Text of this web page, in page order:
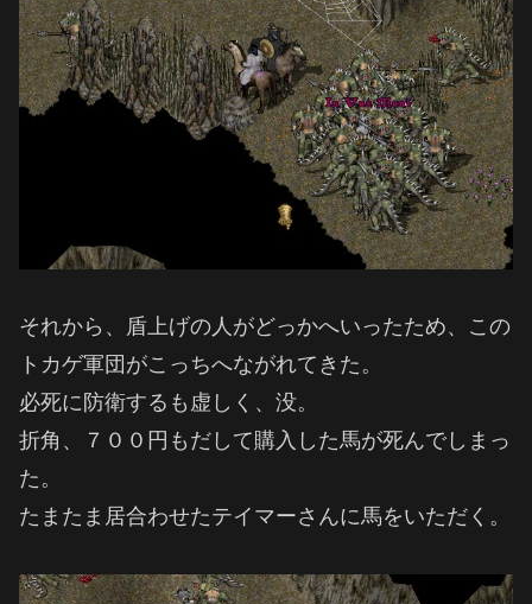
それから、盾上げの人がどっかへいったため、この
トカゲ軍団がこっちへながれてきた。
必死に防衛するも虚しく、没。
折角、７００円もだして購入した馬が死んでしまっ
た。
たまたま居合わせたテイマーさんに馬をいただく。